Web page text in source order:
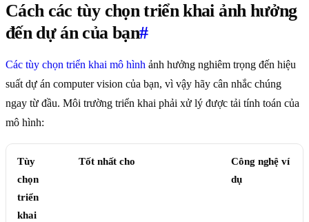
Cách các tùy chọn triển khai ảnh hưởng
đến dự án của bạn#
Các tùy chọn triển khai mô hình ảnh hưởng nghiêm trọng đến hiệu
suất dự án computer vision của bạn, vì vậy hãy cân nhắc chúng
ngay từ đầu. Môi trường triển khai phải xử lý được tải tính toán của
mô hình:
Tùy
chọn
triển
khai
Tốt nhất cho
Công nghệ ví
dụ